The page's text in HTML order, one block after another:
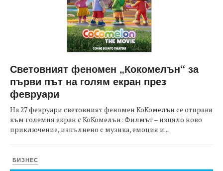
Световният феномен „Кокомелън“ за
първи път на голям екран през
февруари
На 27 февруари световният феномен КоКомелън се отправя
към големия екран с КоКомелън: Филмът – изцяло ново
приключение, изпълнено с музика, емоция и...
БИЗНЕС